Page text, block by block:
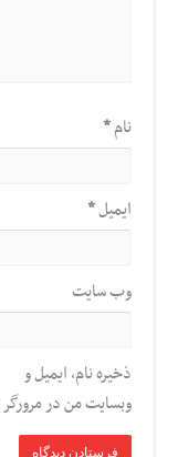
نام*
ایمیل*
وب‌ سایت
ذخیره نام، ایمیل و
وبسایت من در